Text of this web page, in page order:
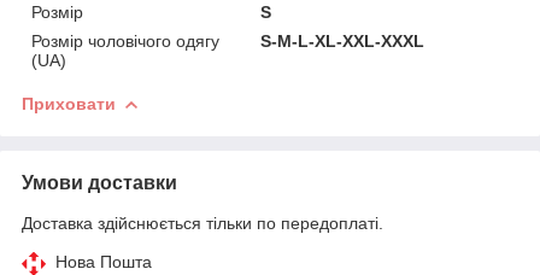
Розмір
S
Розмір чоловічого одягу
(UA)
S-M-L-XL-XXL-ХХХL
Приховати
Умови доставки
Доставка здійснюється тільки по передоплаті.
Нова Пошта